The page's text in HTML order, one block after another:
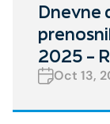
Dnevne
2025 –
Oct 13,